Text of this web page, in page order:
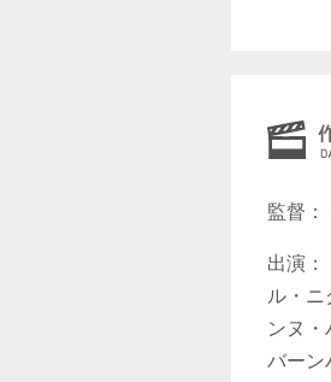
監督：
出演：
ル・
ンヌ・
バーン